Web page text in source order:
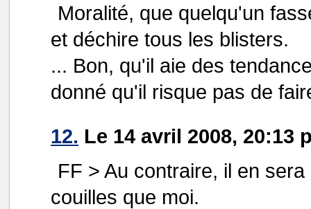
Moralité, que quelqu'un
et déchire tous les blisters.
... Bon, qu'il aie des
donné qu'il risque pas de
12. Le 14 avril 2008, 20:13
FF > Au contraire, il en
couilles que moi.